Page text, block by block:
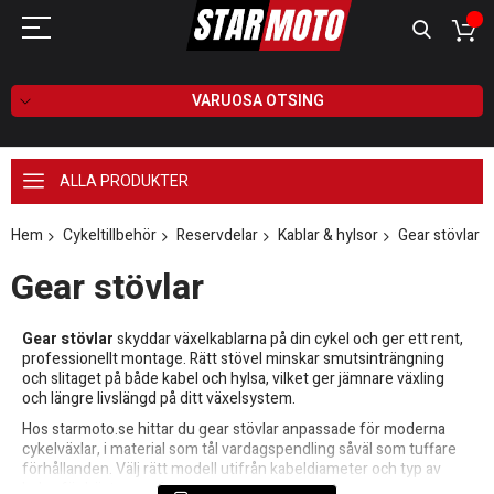
VARUOSA OTSING
ALLA PRODUKTER
Hem Cykeltillbehör Reservdelar Kablar & hylsor Gear stövlar
Gear stövlar
Gear stövlarskyddar växelkablarna på din cykel och ger ett rent,
professionellt montage. Rätt stövel minskar smutsinträngning
och slitaget på både kabel och hylsa, vilket ger jämnare växling
och längre livslängd på ditt växelsystem.
Hos starmoto.se hittar du gear stövlar anpassade för moderna
cykelväxlar, i material som tål vardagspendling såväl som tuffare
förhållanden. Välj rätt modell utifrån kabeldiameter och typ av
hylsa för bästa passform.